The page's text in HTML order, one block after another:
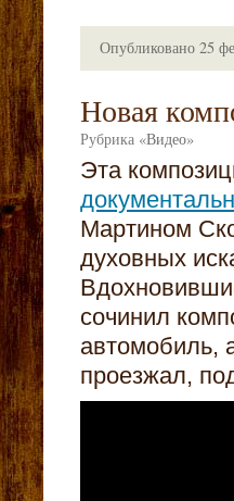
Опубликовано 25
Новая
Рубрика «Видео»
Эта
Мартином
духовных
сочинил
автомобиль,
проезжал,